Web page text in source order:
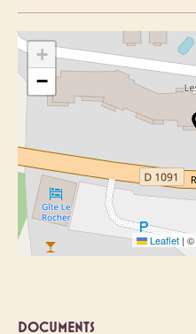
+
−
Leaflet | ©
DOCUMENTS